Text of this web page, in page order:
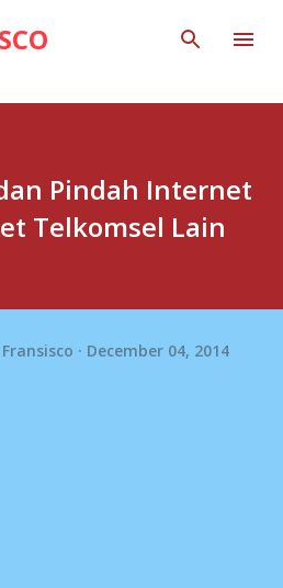
main content
Pindah Internet
Telkomsel Lain
December 04, 2014